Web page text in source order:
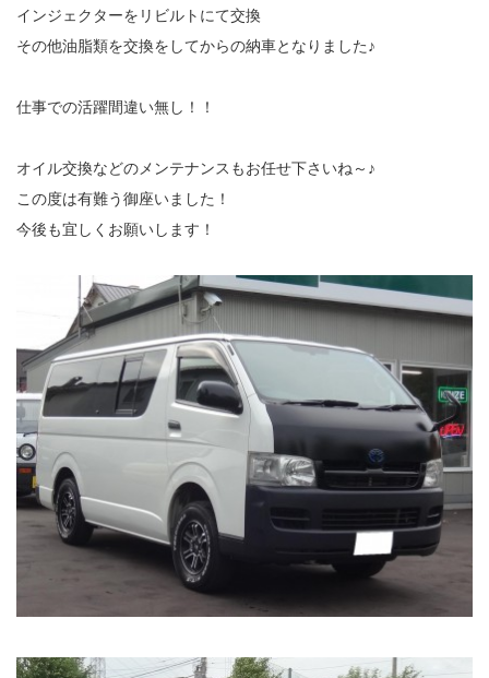
インジェクターをリビルトにて交換
その他油脂類を交換をしてからの納車となりました♪
仕事での活躍間違い無し！！
オイル交換などのメンテナンスもお任せ下さいね～♪
この度は有難う御座いました！
今後も宜しくお願いします！